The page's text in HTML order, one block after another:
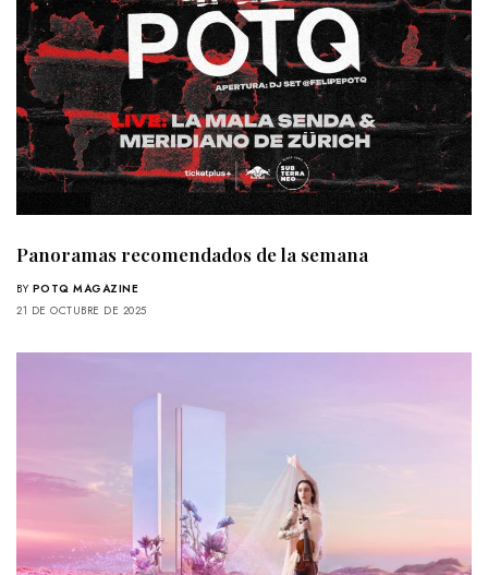
Panoramas recomendados de la semana
BY POTQ MAGAZINE
21 DE OCTUBRE DE 2025